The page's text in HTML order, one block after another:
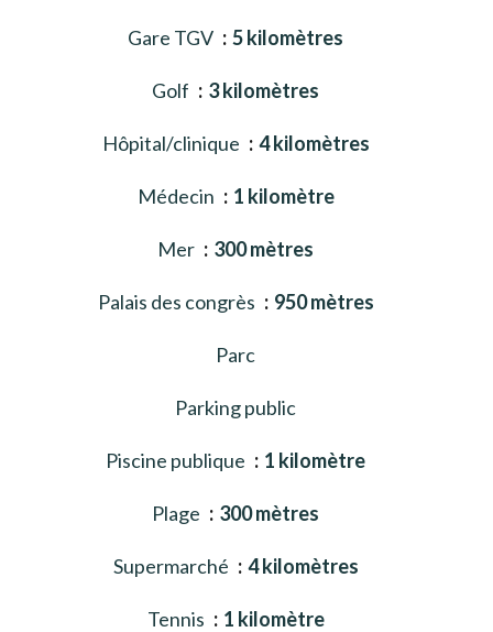
Gare TGV 5 kilomètres
Golf 3 kilomètres
Hôpital/clinique 4 kilomètres
Médecin 1 kilomètre
Mer 300 mètres
Palais des congrès 950 mètres
Parc
Parking public
Piscine publique 1 kilomètre
Plage 300 mètres
Supermarché 4 kilomètres
Tennis 1 kilomètre